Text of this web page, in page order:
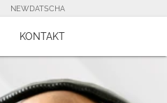
NEWDATSCHA
KONTAKT